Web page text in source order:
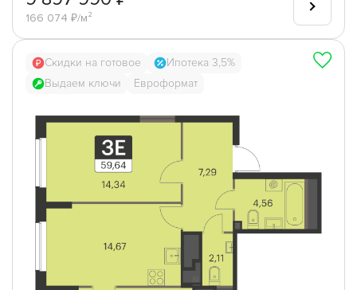
166 074 ₽/м²
Скидки на готовое
Ипотека 3,5%
Выдаем ключи
Евроформат